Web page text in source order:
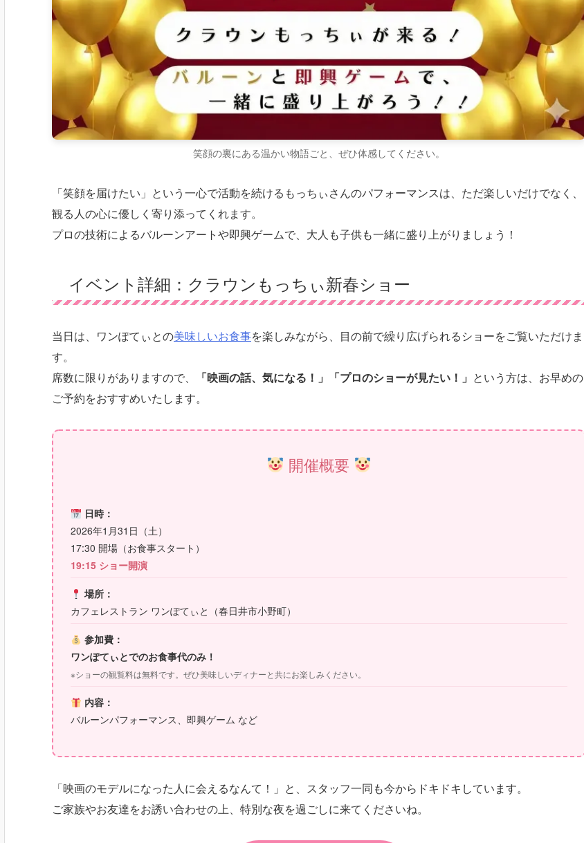
笑顔の裏にある温かい物語ごと、ぜひ体感してください。
「笑顔を届けたい」という一心で活動を続けるもっちぃさんのパフォーマンスは、ただ楽しいだけでなく、
観る人の心に優しく寄り添ってくれます。
プロの技術によるバルーンアートや即興ゲームで、大人も子供も一緒に盛り上がりましょう！
イベント詳細：クラウンもっちぃ新春ショー
当日は、ワンぽてぃとの美味しいお食事を楽しみながら、目の前で繰り広げられるショーをご覧いただけま
す。
席数に限りがありますので、
「映画の話、気になる！」「プロのショーが見たい！」 という方は、お早めの
ご予約をおすすめいたします。
開催概要
日時：
2026年1月31日（土）
17:30 開場（お食事スタート）
19:15 ショー開演
場所：
カフェレストラン ワンぽてぃと（春日井市小野町）
参加費：
ワンぽてぃとでのお食事代のみ！
※ショーの観覧料は無料です。ぜひ美味しいディナーと共にお楽しみください。
内容：
バルーンパフォーマンス、即興ゲーム など
「映画のモデルになった人に会えるなんて！」と、スタッフ一同も今からドキドキしています。
ご家族やお友達をお誘い合わせの上、特別な夜を過ごしに来てくださいね。